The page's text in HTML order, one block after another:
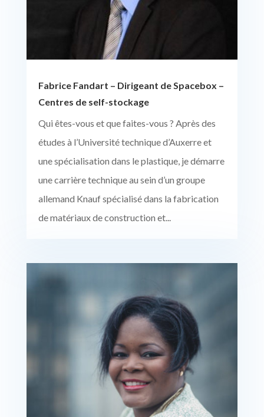
Fabrice Fandart – Dirigeant de Spacebox –
Centres de self-stockage
Qui êtes-vous et que faites-vous ? Après des
études à l’Université technique d’Auxerre et
une spécialisation dans le plastique, je démarre
une carrière technique au sein d’un groupe
allemand Knauf spécialisé dans la fabrication
de matériaux de construction et...